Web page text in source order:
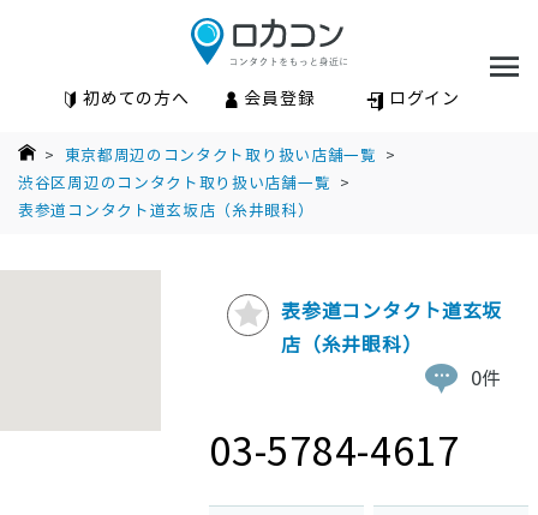
初めての方へ 会員登録 ログイン
> 東京都周辺のコンタクト取り扱い店舗一覧 >
渋谷区周辺のコンタクト取り扱い店舗一覧 >
表参道コンタクト道玄坂店（糸井眼科）
表参道コンタクト道玄坂
店（糸井眼科）
0件
03-5784-4617